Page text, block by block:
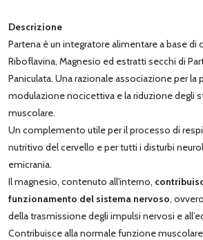
Descrizione
Partena è un integratore alimentare a base di
Riboflavina, Magnesio ed estratti secchi di
Paniculata. Una razionale associazione per la
modulazione nocicettiva e la riduzione degli
muscolare.
Un complemento utile per il processo di
nutritivo del cervello e per tutti i disturbi
emicrania.
Il magnesio, contenuto all'interno,
funzionamento del sistema nervoso,
della trasmissione degli impulsi nervosi e
Contribuisce alla normale funzione